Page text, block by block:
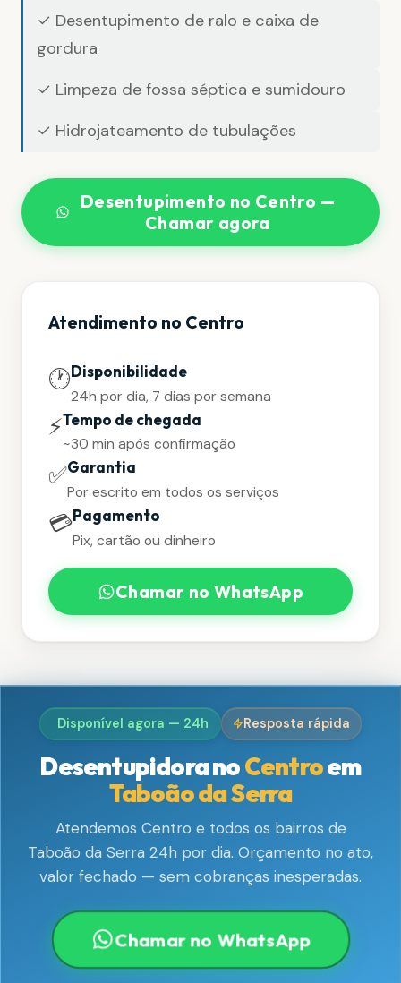
✓ Desentupimento de ralo e caixa de
gordura
✓ Limpeza de fossa séptica e sumidouro
✓ Hidrojateamento de tubulações
Desentupimento no Centro —
Chamar agora
Atendimento no Centro
🕐Disponibilidade
24h por dia, 7 dias por semana
⚡Tempo de chegada
~30 min após confirmação
✅Garantia
Por escrito em todos os serviços
💳Pagamento
Pix, cartão ou dinheiro
Chamar no WhatsApp
Disponível agora — 24h Resposta rápida
Desentupidora noCentroem
Taboão da Serra
Atendemos Centro e todos os bairros de
Taboão da Serra 24h por dia. Orçamento no ato,
valor fechado — sem cobranças inesperadas.
Chamar no WhatsApp